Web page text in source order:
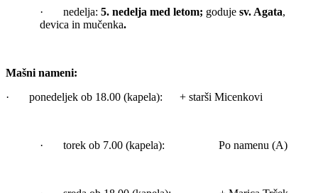
· nedelja: 5. nedelja med letom; goduje sv. Agata,
devica in mučenka.
Mašni nameni:
· ponedeljek ob 18.00 (kapela): + starši Micenkovi
· torek ob 7.00 (kapela): Po namenu (A)